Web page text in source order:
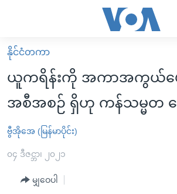
လွယ်ကူ
စေ
သည့်
များ
ပင်မ
မူလစာမျက်နှာ
မြန်မာ
ကမ္ဘာ့သတင်းများ
နိုင်ငံတကာ
အစ္စရေး-ပါလက်စတိုင်း
ဗွီဒီယို
အင်္ဂလိပ်စာလေ့လာမယ်
နိုင်ငံတကာ
ယူကရိန်းကို အကာအကွယ်ပ
အစီအစဉ် ရှိဟု ကန်သမ္မတ ပ
ဗွီအိုအေ (မြန်မာပိုင်း)
၀၄ ဒီဇင္ဘာ၊ ၂၀၂၁
မျှဝေပါ